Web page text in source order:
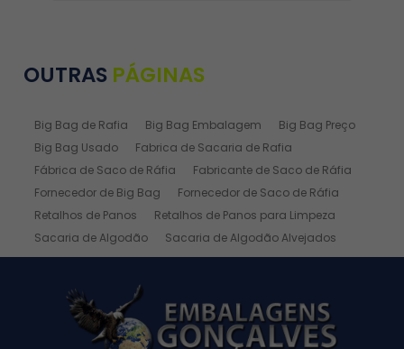
OUTRAS PÁGINAS
Big Bag de Rafia Big Bag Embalagem
Big Bag Preço
Big Bag Usado
Fabrica de Sacaria de Rafia
Fábrica de Saco de Ráfia
Fabricante de Saco de Ráfia
Fornecedor de Big Bag
Fornecedor de Saco de Ráfia
Retalhos de Panos
Retalhos de Panos para Limpeza
Sacaria de Algodão
Sacaria de Algodão Alvejados
Sacaria de Ráfia
Sacaria de Rafia Laminada
Saco de Rafia
Saco de Rafia 100 Kg
Saco de Rafia 20kg
Saco de Ráfia 25 Kg